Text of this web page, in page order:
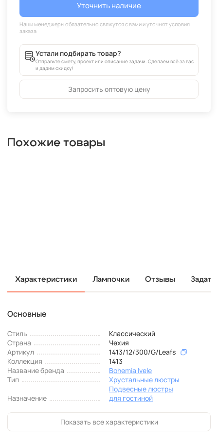
Уточнить наличие
Устали подбирать товар?
Отправьте смету, проект или описание задачи. Сделаем всё за вас
и дадим скидку!
Запросить оптовую цену
Похожие товары
Характеристики Лампочки Отзывы
Основные
Стиль
Классический
Страна
Чехия
Артикул
1413/12/300/G/Leafs
Коллекция
1413
Название бренда
Bohemia Ivele
Тип
Хрустальные люстры
Подвесные люстры
Назначение
для гостиной
Показать все характеристики